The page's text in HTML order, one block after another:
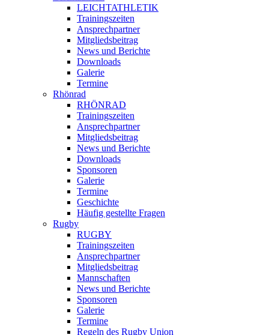
LEICHTATHLETIK
Trainingszeiten
Ansprechpartner
Mitgliedsbeitrag
News und Berichte
Downloads
Galerie
Termine
Rhönrad
RHÖNRAD
Trainingszeiten
Ansprechpartner
Mitgliedsbeitrag
News und Berichte
Downloads
Sponsoren
Galerie
Termine
Geschichte
Häufig gestellte Fragen
Rugby
RUGBY
Trainingszeiten
Ansprechpartner
Mitgliedsbeitrag
Mannschaften
News und Berichte
Sponsoren
Galerie
Termine
Regeln des Rugby Union